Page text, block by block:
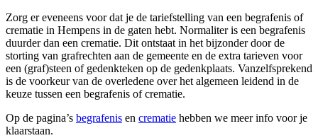
Zorg er eveneens voor dat je de tariefstelling van een begrafenis of
crematie in Hempens in de gaten hebt. Normaliter is een begrafenis
duurder dan een crematie. Dit ontstaat in het bijzonder door de
storting van grafrechten aan de gemeente en de extra tarieven voor
een (graf)steen of gedenkteken op de gedenkplaats. Vanzelfsprekend
is de voorkeur van de overledene over het algemeen leidend in de
keuze tussen een begrafenis of crematie.
Op de pagina’s begrafenis en crematie hebben we meer info voor je
klaarstaan.